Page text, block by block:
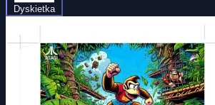
Dyskietka